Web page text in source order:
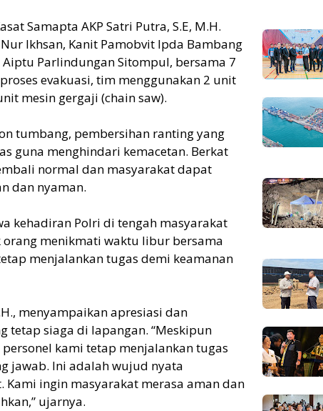
Samapta AKP Satri Putra, S.E, M.H.
Ikhsan, Kanit Pamobvit Ipda Bambang
Aiptu Parlindungan Sitompul, bersama 7
evakuasi, tim menggunakan 2 unit
mesin gergaji (chain saw).
tumbang, pembersihan ranting yang
guna menghindari kemacetan. Berkat
normal dan masyarakat dapat
dan nyaman.
kehadiran Polri di tengah masyarakat
menikmati waktu libur bersama
menjalankan tugas demi keamanan
menyampaikan apresiasi dan
tetap siaga di lapangan. “Meskipun
kami tetap menjalankan tugas
jawab. Ini adalah wujud nyata
ingin masyarakat merasa aman dan
ujarnya.